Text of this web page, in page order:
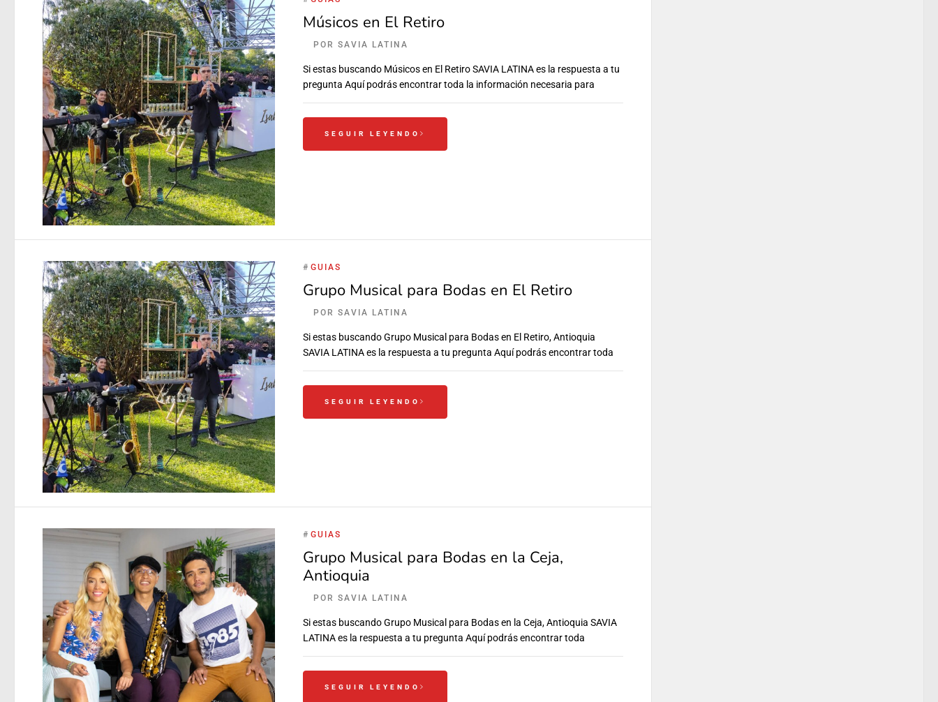
Músicos en El Retiro
POR SAVIA LATINA
Si estas buscando Músicos en El Retiro SAVIA LATINA es la respuesta a tu
pregunta Aquí podrás encontrar toda la información necesaria para
SEGUIR LEYENDO
# GUIAS
Grupo Musical para Bodas en El Retiro
POR SAVIA LATINA
Si estas buscando Grupo Musical para Bodas en El Retiro, Antioquia
SAVIA LATINA es la respuesta a tu pregunta Aquí podrás encontrar toda
SEGUIR LEYENDO
# GUIAS
Grupo Musical para Bodas en la Ceja,
Antioquia
POR SAVIA LATINA
Si estas buscando Grupo Musical para Bodas en la Ceja, Antioquia SAVIA
LATINA es la respuesta a tu pregunta Aquí podrás encontrar toda
SEGUIR LEYENDO